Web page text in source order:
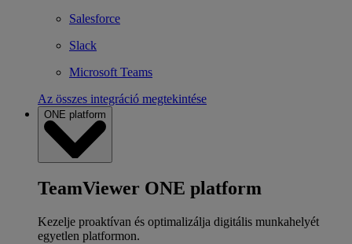
Salesforce
Slack
Microsoft Teams
Az összes integráció megtekintése
ONE platform
TeamViewer ONE platform
Kezelje proaktívan és optimalizálja digitális munkahelyét
egyetlen platformon.